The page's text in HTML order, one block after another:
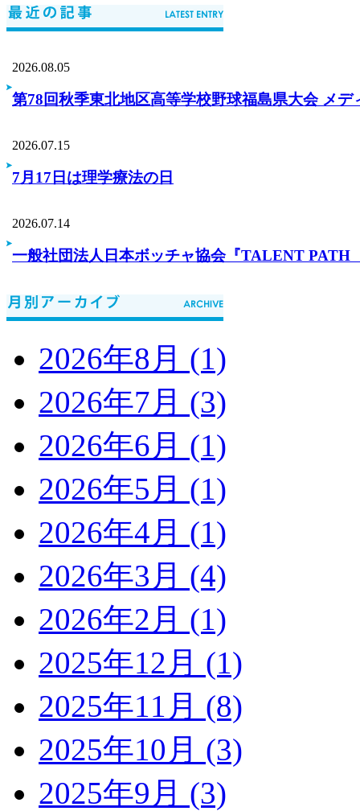
2026.08.05
第78回秋季東北地区高等学校野球福島県大会 メデ
2026.07.15
7月17日は理学療法の日
2026.07.14
一般社団法人日本ボッチャ協会『TALENT PATH
2026年8月 (1)
2026年7月 (3)
2026年6月 (1)
2026年5月 (1)
2026年4月 (1)
2026年3月 (4)
2026年2月 (1)
2025年12月 (1)
2025年11月 (8)
2025年10月 (3)
2025年9月 (3)